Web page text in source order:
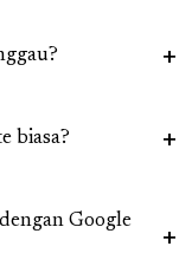
biasa?
Google